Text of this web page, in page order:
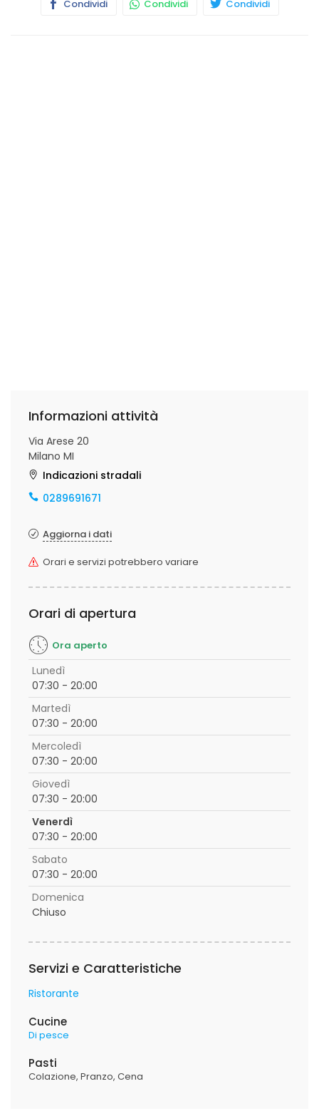
Condividi Condividi Condividi
Informazioni attività
Via Arese 20
Milano MI
Indicazioni stradali
0289691671
Aggiorna i dati
Orari e servizi potrebbero variare
Orari di apertura
Ora aperto
Lunedì
07:30 - 20:00
Martedì
07:30 - 20:00
Mercoledì
07:30 - 20:00
Giovedì
07:30 - 20:00
Venerdì
07:30 - 20:00
Sabato
07:30 - 20:00
Domenica
Chiuso
Servizi e Caratteristiche
Ristorante
Cucine
Di pesce
Pasti
Colazione Pranzo Cena